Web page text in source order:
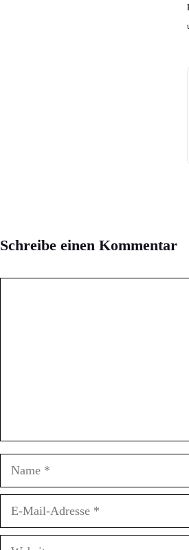
Schreibe einen Kommentar
Adresse